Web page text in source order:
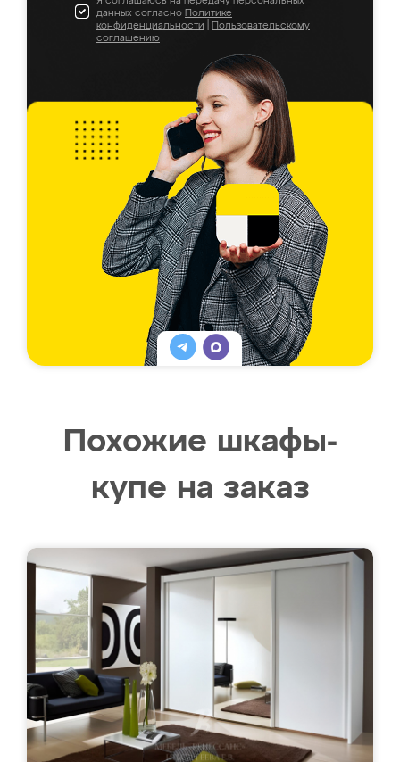
данных согласно Политике
конфиденциальности
Пользовательскому
соглашению
Похожие шкафы-
купе на заказ